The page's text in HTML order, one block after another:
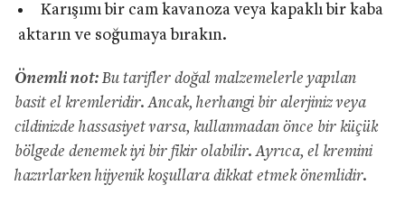
Karışımı bir cam kavanoza veya kapaklı bir kaba
aktarın ve soğumaya bırakın.
Önemli not: Bu tarifler doğal malzemelerle yapılan
basit el kremleridir. Ancak, herhangi bir alerjiniz veya
cildinizde hassasiyet varsa, kullanmadan önce bir küçük
bölgede denemek iyi bir fikir olabilir. Ayrıca, el kremini
hazırlarken hijyenik koşullara dikkat etmek önemlidir.